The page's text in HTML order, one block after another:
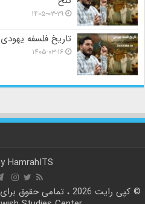
۱۴۰۵-۰۳-۲۹
تاریخ فلسفه
۱۴۰۵-۰۳-۱۶
HamrahITS
© کپی رایت 2026 ، تمامی حقوق برای سایت